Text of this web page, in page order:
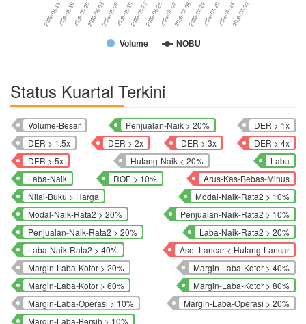
Volume NOBU
2026-05-11 2026-06-03 2026-06-22 2026-07-08 2026-07-24
2026-05-192026-05-25 2026-06-092026-06-15 2026-06-262026-07-02 2026-07-142026-07-20 2026-07-30
Status Kuartal Terkini
Volume-Besar Penjualan-Naik > 20%
DER > 1x
DER > 1.5x
DER > 2x DER > 3x
DER > 4x
DER > 5x
Hutang-Naik < 20%
Laba
Laba-Naik
ROE > 10%
Arus-Kas-Bebas-Minus
Nilai-Buku > Harga
Modal-Naik-Rata2 > 10%
Modal-Naik-Rata2 > 20%
Penjualan-Naik-Rata2 > 10%
Penjualan-Naik-Rata2 > 20%
Laba-Naik-Rata2 > 20%
Laba-Naik-Rata2 > 40%
Aset-Lancar < Hutang-Lancar
Margin-Laba-Kotor > 20%
Margin-Laba-Kotor > 40%
Margin-Laba-Kotor > 60%
Margin-Laba-Kotor > 80%
Margin-Laba-Operasi > 10%
Margin-Laba-Operasi > 20%
Margin-Laba-Bersih > 10%